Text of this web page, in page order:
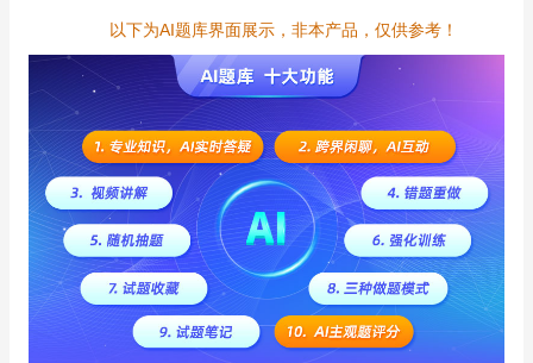
以下为AI题库界面展示，非本产品，仅供参考！